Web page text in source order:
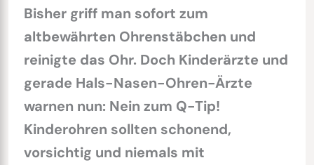
Bisher griff man sofort zum
altbewährten Ohrenstäbchen und
reinigte das Ohr. Doch Kinderärzte und
gerade Hals-Nasen-Ohren-Ärzte
warnen nun: Nein zum Q-Tip!
Kinderohren sollten schonend,
vorsichtig und niemals mit